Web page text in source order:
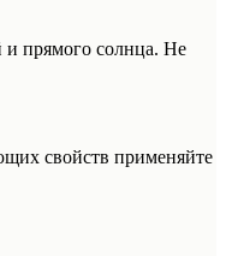
и прямого солнца. Не
свойств применяйте